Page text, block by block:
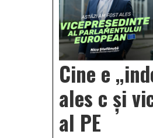
Cine e
ales c și
al PE